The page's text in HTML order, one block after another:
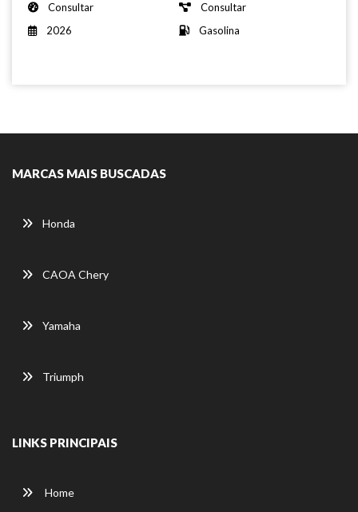
Consultar
Consultar
2026
Gasolina
MARCAS MAIS BUSCADAS
Honda
CAOA Chery
Yamaha
Triumph
LINKS PRINCIPAIS
Home